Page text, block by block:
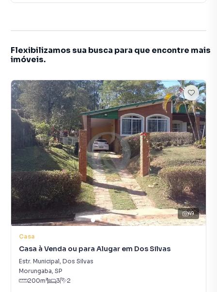
Flexibilizamos sua busca para que encontre mais
imóveis.
49
Casa
Casa à Venda ou para Alugar em Dos Silvas
Estr. Municipal, Dos Silvas
Morungaba, SP
200m² 3 2